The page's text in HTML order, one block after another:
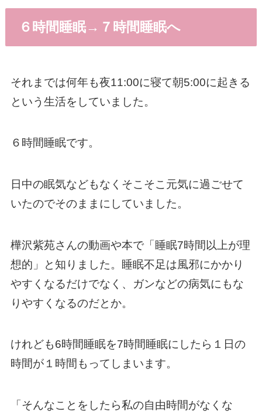
６時間睡眠→７時間睡眠へ
それまでは何年も夜11:00に寝て朝5:00に起きる
という生活をしていました。
６時間睡眠です。
日中の眠気などもなくそこそこ元気に過ごせて
いたのでそのままにしていました。
樺沢紫苑さんの動画や本で「睡眠7時間以上が理
想的」と知りました。睡眠不足は風邪にかかり
やすくなるだけでなく、ガンなどの病気にもな
りやすくなるのだとか。
けれども6時間睡眠を7時間睡眠にしたら１日の
時間が１時間もってしまいます。
「そんなことをしたら私の自由時間がなくな